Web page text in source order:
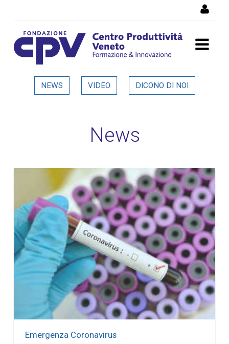
Dettaglio in evidenza
NEWS VIDEO DICONO DI NOI
News
Emergenza Coronavirus